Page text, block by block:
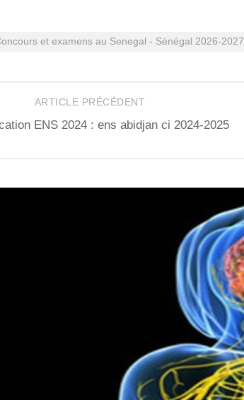
et examens au Senegal - Sénégal 2026-2027
ARTICLE PRÉCÉDENT
ENS 2024 : ens abidjan ci 2024-2025